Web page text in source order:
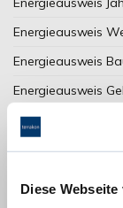
Diese
Energieausweis
Energieausweis
Energieausweis
Heizung
Befeuerung